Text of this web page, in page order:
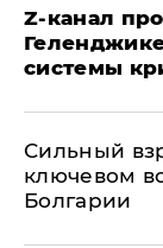
Z-канал
системы
Сильный
ключевом
Болгарии